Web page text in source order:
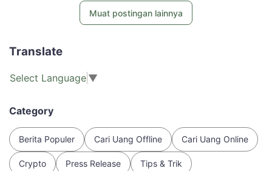
Muat postingan lainnya
Translate
Select Language ▼
Category
Berita Populer Cari Uang Offline Cari Uang Online
Crypto Press Release Tips & Trik